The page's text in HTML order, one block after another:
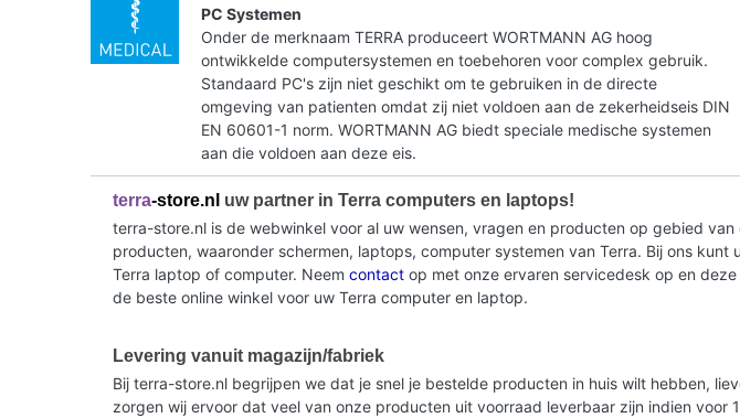
PC Systemen
Onder de merknaam TERRA produceert WORTMANN AG hoog
ontwikkelde computersystemen en toebehoren voor complex gebruik.
Standaard PC's zijn niet geschikt om te gebruiken in de directe
omgeving van patienten omdat zij niet voldoen aan de zekerheidseis DIN
EN 60601-1 norm. WORTMANN AG biedt speciale medische systemen
aan die voldoen aan deze eis.
terra-store.nl uw partner in Terra computers en laptops!
terra-store.nl is de webwinkel voor al uw wensen, vragen en producten op gebied
producten, waaronder schermen, laptops, computer systemen van Terra. Bij ons
Terra laptop of computer. Neem contact op met onze ervaren servicedesk op en
de beste online winkel voor uw Terra computer en laptop.
Levering vanuit magazijn/fabriek
Bij terra-store.nl begrijpen we dat je snel je bestelde producten in huis wilt hebben,
zorgen wij ervoor dat veel van onze producten uit voorraad leverbaar zijn indien